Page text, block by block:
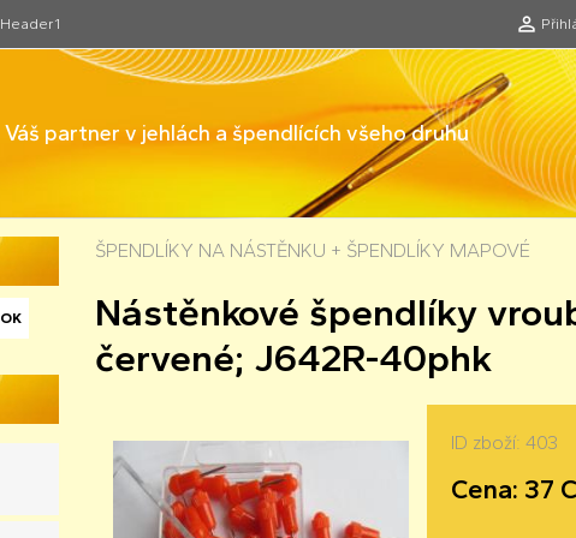
Header1
Váš partner v jehlách a špendlících všeho druhu
ŠPENDLÍKY NA NÁSTĚNKU + ŠPENDLÍKY MAPOVÉ
Nástěnkové špendlíky
červené; J642R-40phk
ID zboží: 403
Cena: 37